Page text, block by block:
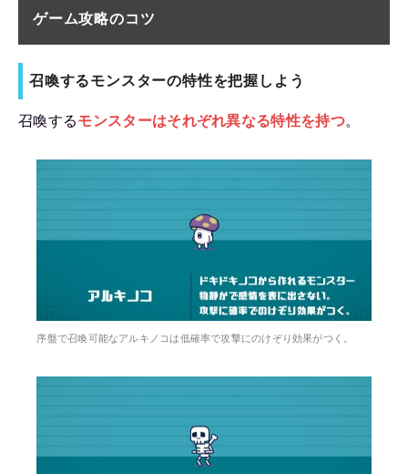
ゲーム攻略のコツ
召喚するモンスターの特性を把握しよう
召喚するモンスターはそれぞれ異なる特性を持つ。
序盤で召喚可能なアルキノコは低確率で攻撃にのけぞり効果がつく。